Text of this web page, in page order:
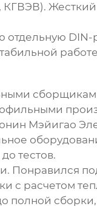
КГВЭВ).
DIN-
Мэйигао
тестов.
Понравился
с расчетом
полной